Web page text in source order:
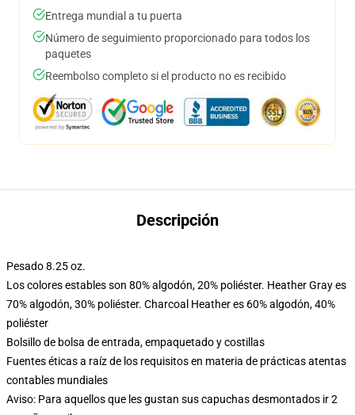
Entrega mundial a tu puerta
Número de seguimiento proporcionado para todos los
paquetes
Reembolso completo si el producto no es recibido
Descripción
Pesado 8.25 oz.
Los colores estables son 80% algodón, 20% poliéster. Heather Gray es
70% algodón, 30% poliéster. Charcoal Heather es 60% algodón, 40%
poliéster
Bolsillo de bolsa de entrada, empaquetado y costillas
Fuentes éticas a raíz de los requisitos en materia de prácticas atentas
contables mundiales
Aviso: Para aquellos que les gustan sus capuchas desmontados ir 2